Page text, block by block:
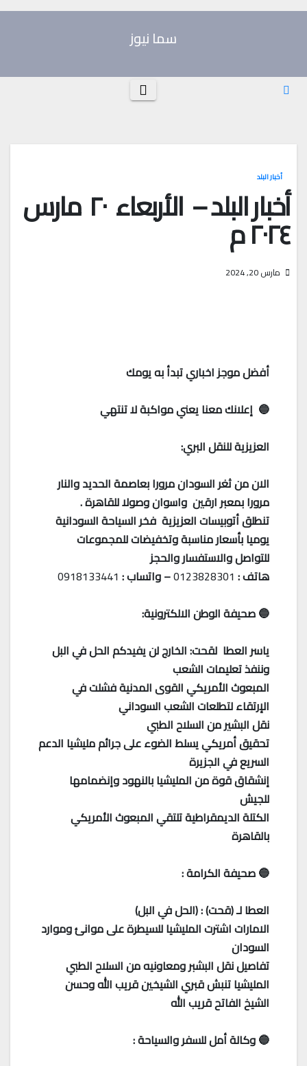
Skip
سما نيوز
أخبار البلد
أخبار البلد – الأربعاء ٢٠ مارس
٢٠٢٤ م
مارس 20, 2024
أفضل موجز اخباري تبدأ به يومك
🔵 إعلانك معنا يعني مواكبة لا تنتهي
العزيزية للنقل البري:
الان من ثغر السودان مرورا بعاصمة الحديد والنار
مرورا بمعبر ارقين واسوان وصولا للقاهرة .
تنطلق أتوبيسات العزيزية فخر السياحة السودانية
يوميا بأسعار مناسبة وتخفيضات للمجموعات
للتواصل والاستفسار والحجز
هاتف : 0123828301– واتساب : 0918133441
🔵 صحيفة الوطن الالكترونية:
ياسر العطا لقحت: الخارج لن يفيدكم الحل في البل
وننفذ تعليمات الشعب
المبعوث الأمريكي القوى المدنية فشلت في
الإرتقاء لتطلعات الشعب السوداني
نقل البشير من السلاح الطبي
تحقيق أمريكي يسلط الضوء على جرائم مليشيا الدعم
السريع في الجزيرة
إنشقاق قوة من المليشيا بالنهود وإنضمامها
للجيش
الكتلة الديمقراطية تلتقي المبعوث الأمريكي
بالقاهرة
🔵 صحيفة الكرامة :
العطا لـ (قحت) : (الحل في البل)
الامارات اشترت المليشيا للسيطرة على موانئ وموارد
السودان
تفاصيل نقل البشبر ومعاونيه من السلاح الطبي
المليشيا تنبش قبري الشيخين قريب الله وحسن
الشيخ الفاتح قريب الله
🔵 وكالة أمل للسفر والسياحة :